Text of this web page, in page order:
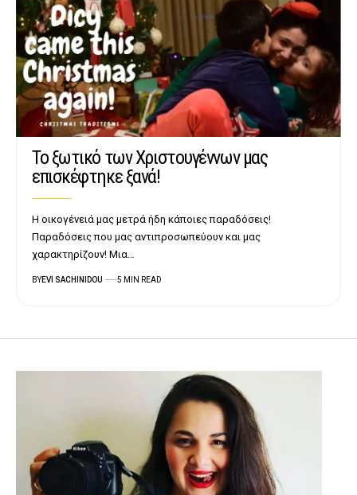
Το ξωτικό των Χριστουγέννων μας
επισκέφτηκε ξανά!
Η οικογένειά μας μετρά ήδη κάποιες παραδόσεις!
Παραδόσεις που μας αντιπροσωπεύουν και μας
χαρακτηρίζουν! Μια…
BYEVI SACHINIDOU 5 MIN READ